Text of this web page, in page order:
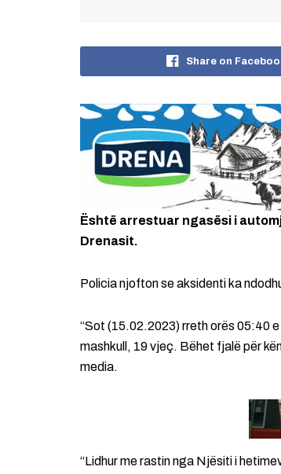
Share on
Është arrestuar ngasësi i
Drenasit.
Policia njofton se aksidenti ka
“Sot (15.02.2023) rreth orës 05:40
mashkull, 19 vjeç. Bëhet fjalë për
media.
“Lidhur me rastin nga Njësiti i